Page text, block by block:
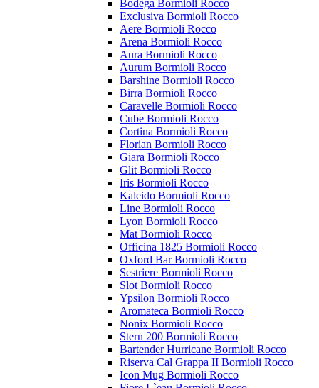
Bodega Bormioli Rocco
Exclusiva Bormioli Rocco
Aere Bormioli Rocco
Arena Bormioli Rocco
Aura Bormioli Rocco
Aurum Bormioli Rocco
Barshine Bormioli Rocco
Birra Bormioli Rocco
Caravelle Bormioli Rocco
Cube Bormioli Rocco
Cortina Bormioli Rocco
Florian Bormioli Rocco
Giara Bormioli Rocco
Glit Bormioli Rocco
Iris Bormioli Rocco
Kaleido Bormioli Rocco
Line Bormioli Rocco
Lyon Bormioli Rocco
Mat Bormioli Rocco
Officina 1825 Bormioli Rocco
Oxford Bar Bormioli Rocco
Sestriere Bormioli Rocco
Slot Bormioli Rocco
Ypsilon Bormioli Rocco
Aromateca Bormioli Rocco
Nonix Bormioli Rocco
Stern 200 Bormioli Rocco
Bartender Hurricane Bormioli Rocco
Riserva Cal Grappa II Bormioli Rocco
Icon Mug Bormioli Rocco